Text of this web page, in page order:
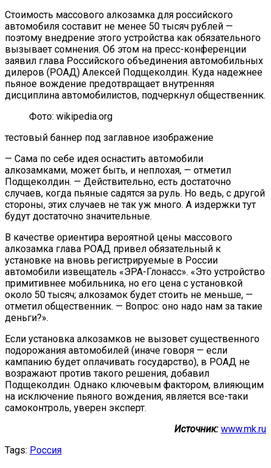
Стоимость массового алкозамка для российского
автомобиля составит не менее 50 тысяч рублей —
поэтому внедрение этого устройства как обязательного
вызывает сомнения. Об этом на пресс-конференции
заявил глава Российского объединения автомобильных
дилеров (РОАД) Алексей Подщеколдин. Куда надежнее
пьяное вождение предотвращает внутренняя
дисциплина автомобилистов, подчеркнул общественник.
Фото: wikipedia.org
тестовый баннер под заглавное изображение
— Сама по себе идея оснастить автомобили
алкозамками, может быть, и неплохая, — отметил
Подщеколдин. — Действительно, есть достаточно
случаев, когда пьяные садятся за руль. Но ведь, с другой
стороны, этих случаев не так уж много. А издержки тут
будут достаточно значительные.
В качестве ориентира вероятной цены массового
алкозамка глава РОАД привел обязательный к
установке на вновь регистрируемые в России
автомобили извещатель «ЭРА-Глонасс». «Это устройство
примитивнее мобильника, но его цена с установкой
около 50 тысяч; алкозамок будет стоить не меньше, —
отметил общественник. — Вопрос: оно надо нам за такие
деньги?».
Если установка алкозамков не вызовет существенного
подорожания автомобилей (иначе говоря — если
кампанию будет оплачивать государство), в РОАД не
возражают против такого решения, добавил
Подщеколдин. Однако ключевым фактором, влияющим
на исключение пьяного вождения, является все-таки
самоконтроль, уверен эксперт.
Источник: www.mk.ru
Tags: Россия